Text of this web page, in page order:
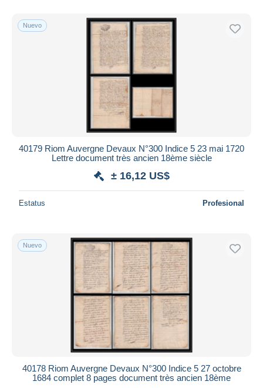
Nuevo
40179 Riom Auvergne Devaux N°300 Indice 5 23 mai 1720
Lettre document très ancien 18ème siècle
± 16,12 US$
Estatus Profesional
Nuevo
40178 Riom Auvergne Devaux N°300 Indice 5 27 octobre
1684 complet 8 pages document très ancien 18ème